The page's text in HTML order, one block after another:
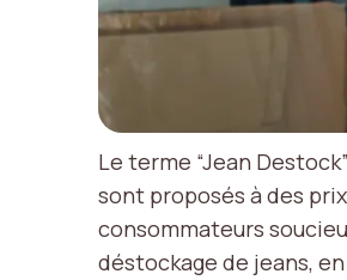
Le terme “Jean
sont proposés à des
consommateurs
déstockage de jeans,